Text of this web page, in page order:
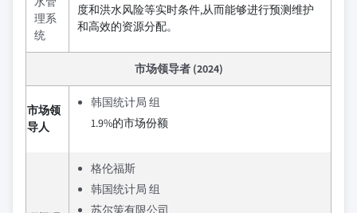
理系
统
度和洪水风险等实时条件,从而能够进行预测维护
和高效的资源分配。
市场领导者 (2024)
市场领
导人
韩国统计局 组
1.9%的市场份额
格伦福斯
韩国统计局 组
苏尔策有限公司